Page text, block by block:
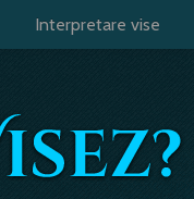
Interpretare vise